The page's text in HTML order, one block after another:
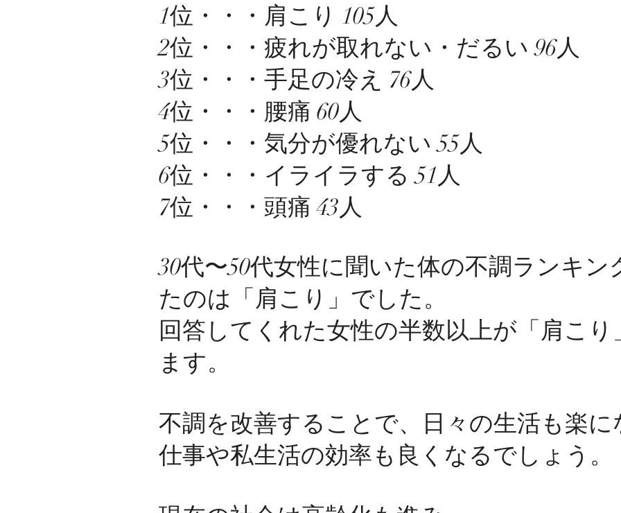
1位・・・肩こり 105人
2位・・・疲れが取れない・だるい 96人
3位・・・手足の冷え 76人
4位・・・腰痛 60人
5位・・・気分が優れない 55人
6位・・・イライラする 51人
7位・・・頭痛 43人
30代〜50代女性に聞いた体の不調ランキン
たのは「肩こり」でした。
回答してくれた女性の半数以上が「肩こ
ます。
不調を改善することで、日々の生活も楽に
仕事や私生活の効率も良くなるでしょう。